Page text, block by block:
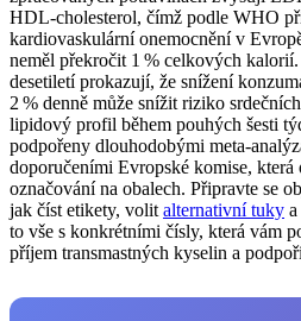
HDL‑cholesterol, čímž podle WHO
kardiovaskulární onemocnění v
neměl překročit 1 % celkových
desetiletí prokazují, že snížení
2 % denně může snížit riziko
lipidový profil během pouhých šesti
podpořeny dlouhodobými
doporučeními Evropské komise,
označování na obalech. Připravte se
jak číst etikety, volit alternativní tuky
to vše s konkrétními čísly, která vám
příjem transmastných kyselin a